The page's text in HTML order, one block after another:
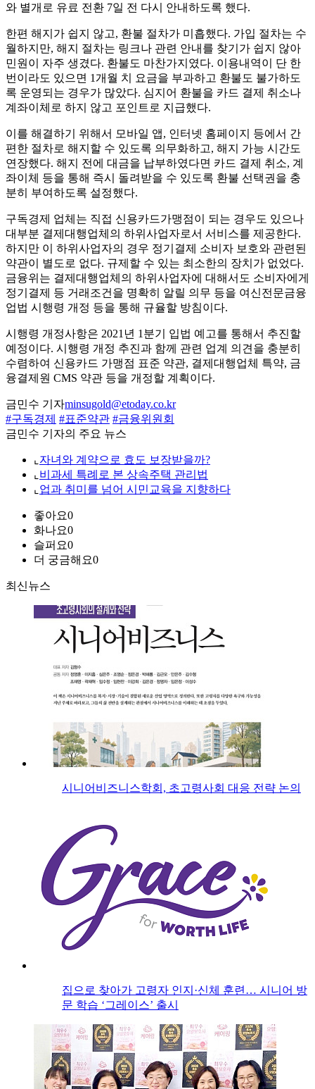
와 별개로 유료 전환 7일 전 다시 안내하도록 했다.
한편 해지가 쉽지 않고, 환불 절차가 미흡했다. 가입 절차는 수
월하지만, 해지 절차는 링크나 관련 안내를 찾기가 쉽지 않아
민원이 자주 생겼다. 환불도 마찬가지였다. 이용내역이 단 한
번이라도 있으면 1개월 치 요금을 부과하고 환불도 불가하도
록 운영되는 경우가 많았다. 심지어 환불을 카드 결제 취소나
계좌이체로 하지 않고 포인트로 지급했다.
이를 해결하기 위해서 모바일 앱, 인터넷 홈페이지 등에서 간
편한 절차로 해지할 수 있도록 의무화하고, 해지 가능 시간도
연장했다. 해지 전에 대금을 납부하였다면 카드 결제 취소, 계
좌이체 등을 통해 즉시 돌려받을 수 있도록 환불 선택권을 충
분히 부여하도록 설정했다.
구독경제 업체는 직접 신용카드가맹점이 되는 경우도 있으나
대부분 결제대행업체의 하위사업자로서 서비스를 제공한다.
하지만 이 하위사업자의 경우 정기결제 소비자 보호와 관련된
약관이 별도로 없다. 규제할 수 있는 최소한의 장치가 없었다.
금융위는 결제대행업체의 하위사업자에 대해서도 소비자에게
정기결제 등 거래조건을 명확히 알릴 의무 등을 여신전문금융
업법 시행령 개정 등을 통해 규율할 방침이다.
시행령 개정사항은 2021년 1분기 입법 예고를 통해서 추진할
예정이다. 시행령 개정 추진과 함께 관련 업계 의견을 충분히
수렴하여 신용카드 가맹점 표준 약관, 결제대행업체 특약, 금
융결제원 CMS 약관 등을 개정할 계획이다.
금민수 기자minsugold@etoday.co.kr
#구독경제 #표준약관 #금융위원회
금민수 기자의 주요 뉴스
⌞ 자녀와 계약으로 효도 보장받을까?
⌞ 비과세 특례로 본 상속주택 관리법
⌞ 업과 취미를 넘어 시민교육을 지향하다
좋아요0
화나요0
슬퍼요0
더 궁금해요0
최신뉴스
시니어비즈니스학회, 초고령사회 대응 전략 논의
집으로 찾아가 고령자 인지·신체 훈련… 시니어 방
문 학습 ‘그레이스’ 출시